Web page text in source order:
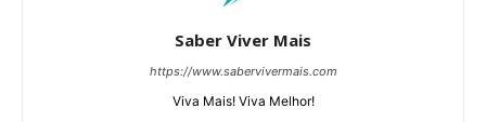
Saber Viver Mais
https://www.sabervivermais.com
Viva Mais! Viva Melhor!